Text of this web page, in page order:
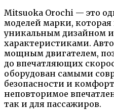
Mitsuoka Orochi — это
моделей марки,
уникальным дизайном
характеристиками.
мощным двигателем,
до впечатляющих
оборудован самыми
безопасности и
неповторимое
так и для пассажиров.